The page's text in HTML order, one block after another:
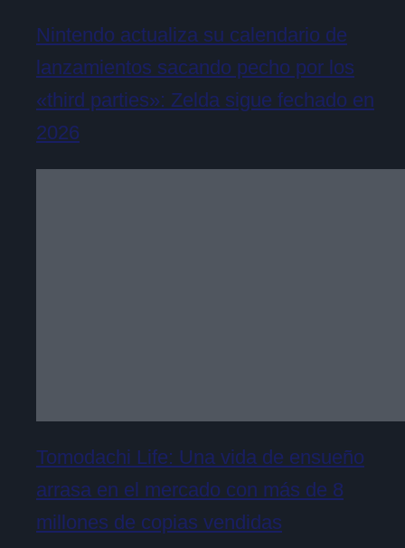
Nintendo actualiza su calendario de
lanzamientos sacando pecho por los
«third parties»: Zelda sigue fechado en
2026
Tomodachi Life: Una vida de ensueño
arrasa en el mercado con más de 8
millones de copias vendidas